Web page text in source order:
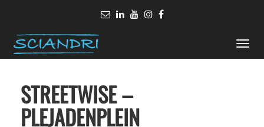
Toggle
STREETWISE –
PLEJADENPLEIN